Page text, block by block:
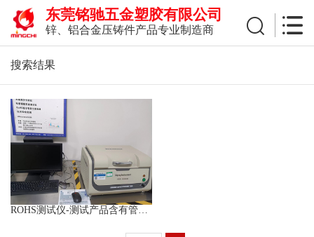
东莞铭驰五金塑胶有限公司
锌、铝合金压铸件产品专业制造商
搜索结果